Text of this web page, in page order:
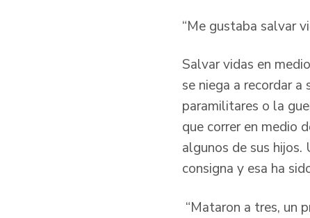
“Me gustaba salvar
Salvar vidas en
se niega a recordar
paramilitares o la
que correr en medio
algunos de sus
consigna y esa ha
“Mataron a tres, un